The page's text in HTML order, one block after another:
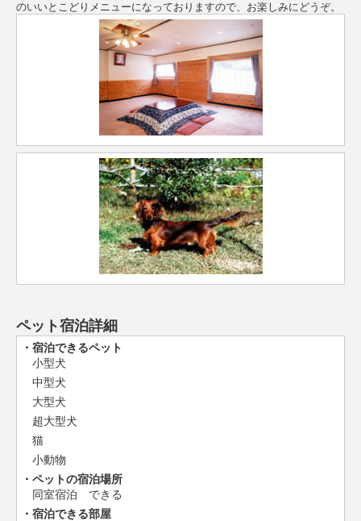
のいいとこどりメニューになっておりますので、お楽しみにどうぞ。
ペット宿泊詳細
宿泊できるペット
小型犬
中型犬
大型犬
超大型犬
猫
小動物
ペットの宿泊場所
同室宿泊 できる
宿泊できる部屋